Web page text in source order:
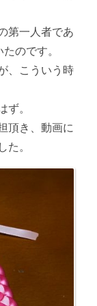
第一人者であ
のです。
、こういう時
ず。
頂き、動画に
た。